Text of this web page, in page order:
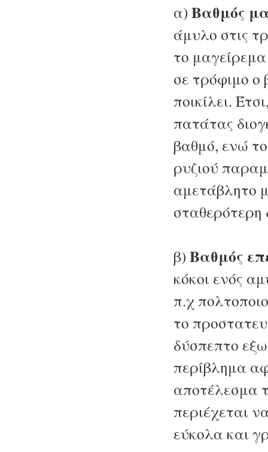
α)Βαθμός
άμυλο στις
το
σε τρόφιμο ο
ποικίλει.
πατάτας
βαθμό, ενώ
ρυζιού
αμετάβλητο
σταθερότερη
β)Βαθμός
κόκοι ενός
π.χ
το
δύσπεπτο
περίβλημα
αποτέλεσμα
περιέχεται
εύκολα και